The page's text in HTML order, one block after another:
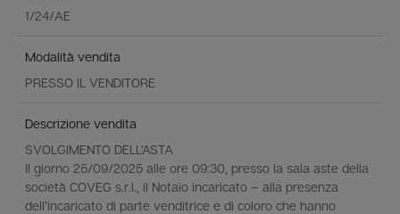
1/24/AE
Modalità vendita
PRESSO IL VENDITORE
Descrizione vendita
SVOLGIMENTO DELL’ASTA
Il giorno 25/09/2025 alle ore 09:30, presso la sala aste della
società COVEG s.r.l., il Notaio incaricato – alla presenza
dell’incaricato di parte venditrice e di coloro che hanno